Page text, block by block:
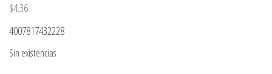
$4.36
4007817432228
Sin existencias